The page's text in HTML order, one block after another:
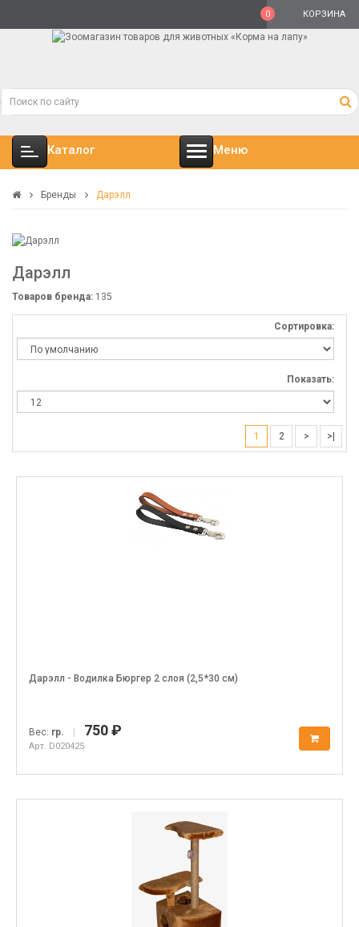
КОРЗИНА
0
Каталог Меню
Бренды Дарэлл
Дарэлл
Товаров бренда: 135
Сортировка:
Показать:
1 2 > >|
Дарэлл - Водилка Бюргер 2 слоя (2,5*30 см)
Вес: гр. | 750 ₽
Арт. D020425